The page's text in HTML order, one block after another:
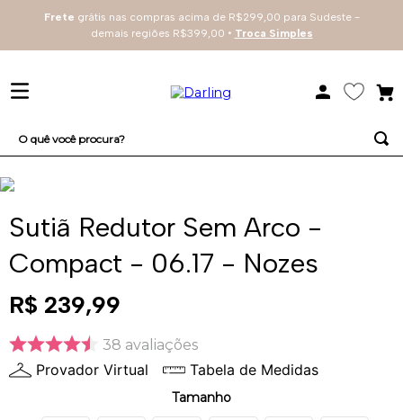
Frete grátis nas compras acima de R$299,00 para Sudeste -
demais regiões R$399,00 • Troca Simples
Sutiã Redutor Sem Arco -
Compact - 06.17 - Nozes
R$ 239,99
38 avaliações
Provador Virtual Tabela de Medidas
Tamanho
3 º arco
4º renda